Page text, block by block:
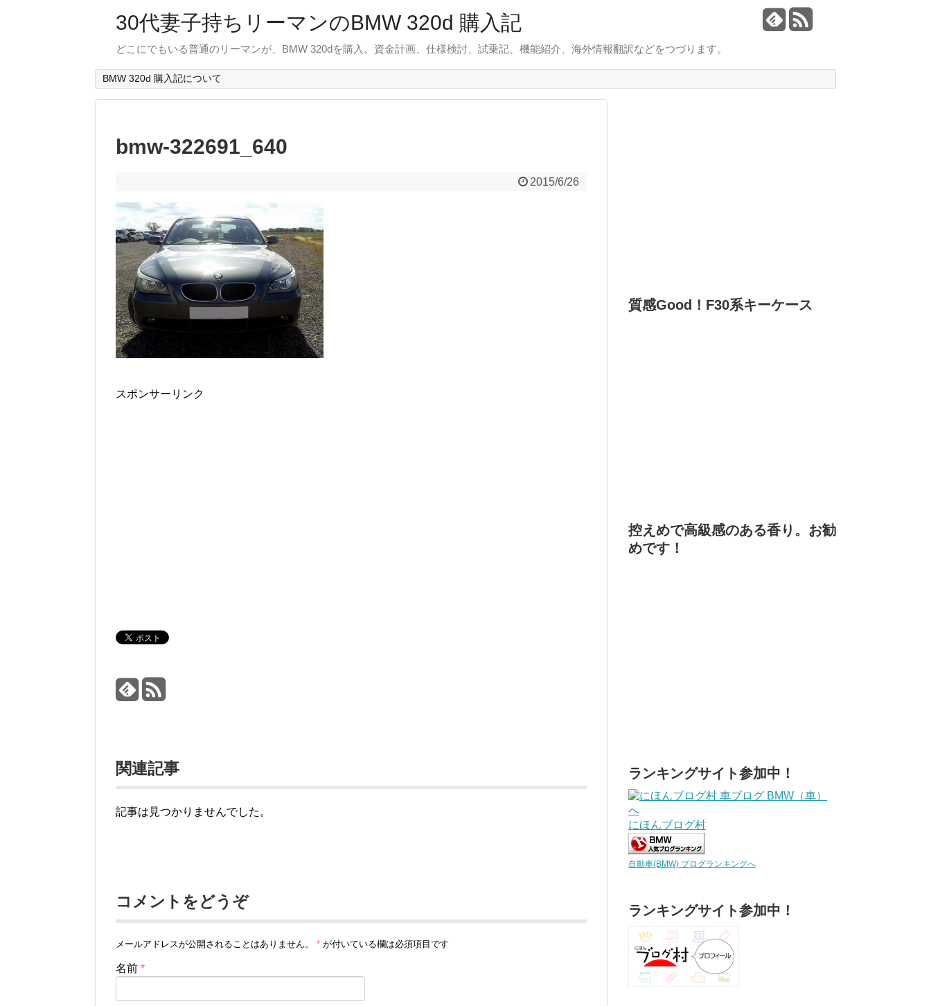
30代妻子持ちリーマンのBMW 320d 購入記
どこにでもいる普通のリーマンが、BMW 320dを購入。資金計画、仕様検討、試乗記、機能紹介、海外情報翻訳などをつづります。
BMW 320d 購入記について
bmw-322691_640
2015/6/26
スポンサーリンク
関連記事
記事は見つかりませんでした。
コメントをどうぞ
メールアドレスが公開されることはありません。 * が付いている欄は必須項目です
名前 *
質感Good！F30系キーケース
控えめで高級感のある香り。お勧
めです！
ランキングサイト参加中！
にほんブログ村
自動車(BMW) ブログランキングへ
ランキングサイト参加中！